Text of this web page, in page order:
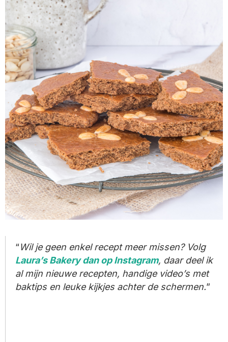
Wil je geen enkel recept meer missen? Volg
Laura’s Bakery dan op Instagram, daar deel ik
al mijn nieuwe recepten, handige video’s met
baktips en leuke kijkjes achter de schermen.